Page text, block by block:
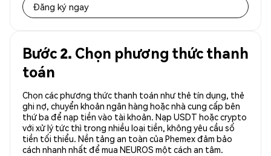
Đăng ký ngay
Bước 2. Chọn phương thức thanh
toán
Chọn các phương thức thanh toán như thẻ tín dụng, thẻ
ghi nợ, chuyển khoản ngân hàng hoặc nhà cung cấp bên
thứ ba để nạp tiền vào tài khoản. Nạp USDT hoặc crypto
với xử lý tức thì trong nhiều loại tiền, không yêu cầu số
tiền tối thiểu. Nền tảng an toàn của Phemex đảm bảo
cách nhanh nhất để mua NEUROS một cách an tâm.